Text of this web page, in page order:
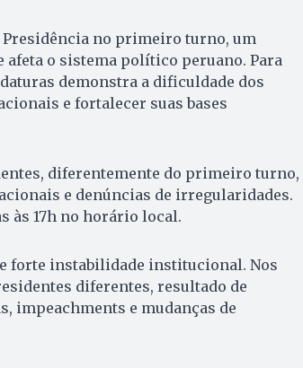
Presidência no primeiro turno, um
o sistema político peruano. Para
demonstra a dificuldade dos
e fortalecer suas bases
diferentemente do primeiro turno,
e denúncias de irregularidades.
às 17h no horário local.
forte instabilidade institucional. Nos
diferentes, resultado de
impeachments e mudanças de